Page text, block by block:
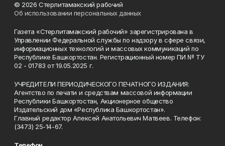
© 2026 Стерлитамакский рабочий
Об использовании персональных данных
Газета «Стерлитамакский рабочий» зарегистрирована в
Управлении Федеральной службы по надзору в сфере связи,
информационных технологий и массовых коммуникаций по
Республике Башкортостан. Регистрационный номер ПИ № ТУ
02 - 01783 от 19.05.2025 г.
УЧРЕДИТЕЛИ ПЕРИОДИЧЕСКОГО ПЕЧАТНОГО ИЗДАНИЯ:
Агентство по печати и средствам массовой информации
Республики Башкортостан, Акционерное общество
Издательский дом «Республика Башкортостан».
Главный редактор Алексей Анатольевич Матвеев. Телефон:
(3473) 25-14-67.